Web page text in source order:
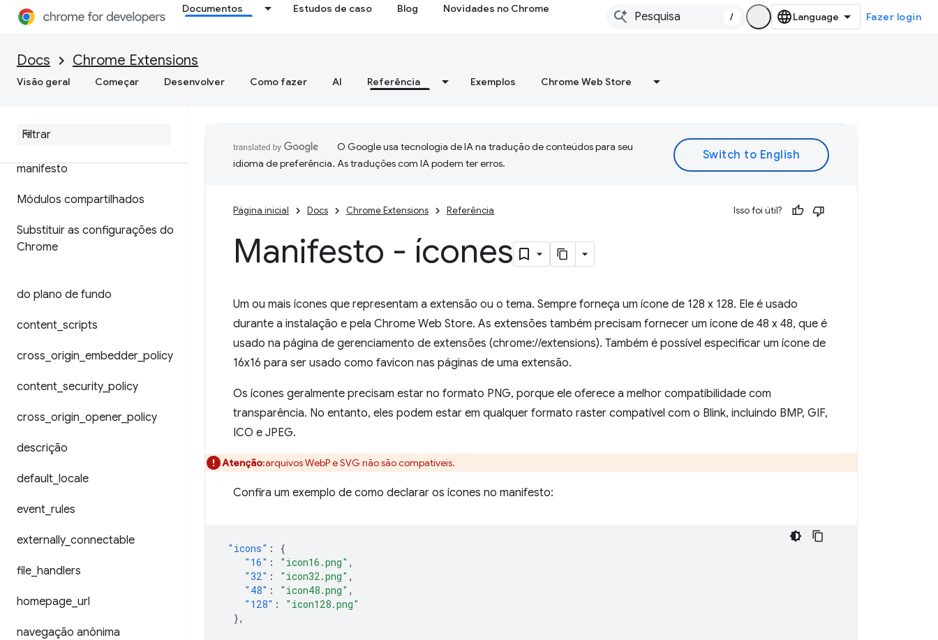
Documentos Estudos de caso Blog Novidades no Chrome
/ Fazer login
Docs Chrome Extensions
Visão geral Começar Desenvolver Como fazer AI Referência Exemplos Chrome Web Store
manifesto
Módulos compartilhados
Substituir as configurações do
Chrome
do plano de fundo
content scripts
cross origin embedder_ policy
content security_ policy
cross origin opener_ policy
descrição
default locale
event rules
externally_ connectable
file handlers
homepage url
navegação anônima
O Google usa tecnologia de IA na tradução de conteúdos para seu
idioma de preferência. As traduções com IA podem ter erros.
Página inicial Docs Chrome Extensions Referência Isso foi útil?
Manifesto - ícones
Um ou mais ícones que representam a extensão ou o tema. Sempre forneça um ícone de 128 x 128. Ele é usado
durante a instalação e pela Chrome Web Store. As extensões também precisam fornecer um ícone de 48 x 48, que é
usado na página de gerenciamento de extensões (chrome://extensions). Também é possível especificar um ícone de
16x16 para ser usado como favicon nas páginas de uma extensão.
Os ícones geralmente precisam estar no formato PNG, porque ele oferece a melhor compatibilidade com
transparência. No entanto, eles podem estar em qualquer formato raster compatível com o Blink, incluindo BMP, GIF,
ICO e JPEG.
Atenção:arquivos WebP e SVG não são compatíveis.
Confira um exemplo de como declarar os ícones no manifesto:
"icons" :
{
"16" : "icon16.png" ,
"32" : "icon32.png" ,
"48" : "icon48.png" ,
"128" :
"icon128.png"
},